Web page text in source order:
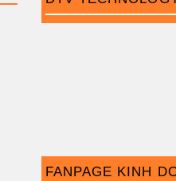
FANPAGE KINH